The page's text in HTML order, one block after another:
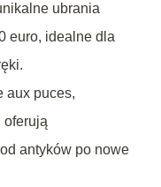
ubrania
euro, idealne dla
aux puces,
oferują
antyków po nowe